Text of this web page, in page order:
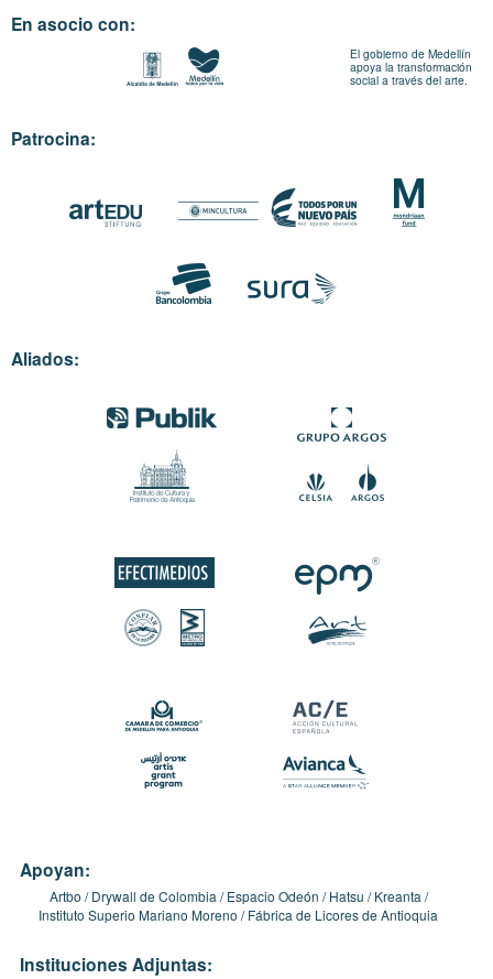
En asocio con:
El gobierno de Medellín
apoya la transformación
social a través del arte.
Patrocina:
Aliados:
Apoyan:
Artbo Drywall de Colombia Espacio Odeón Hatsu
Kreanta
Instituto Superio Mariano Moreno
Fábrica de Licores de Antioquia
Instituciones Adjuntas: